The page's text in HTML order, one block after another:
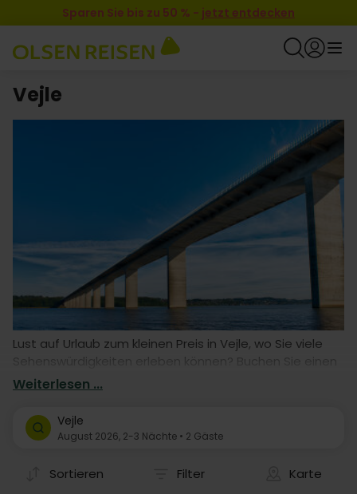
Sparen Sie bis zu 50 % - jetzt entdecken
Vejle
Lust auf Urlaub zum kleinen Preis in Vejle, wo Sie viele
Sehenswürdigkeiten erleben können? Buchen Sie einen
Aufenthalt in einem von unseren vielen Hotels. Unsere
fantastische Auszeit in Vejle - mit eigener Anreise.
Weiterlesen ...
Vejle
August 2026, 2-3 Nächte • 2 Gäste
Sortieren Filter Karte